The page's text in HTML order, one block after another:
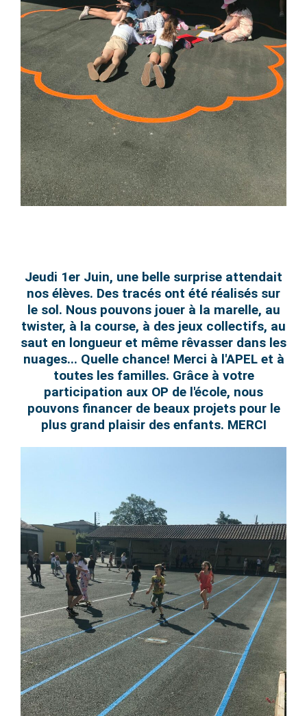
Jeudi 1er Juin, une belle surprise attendait
nos élèves. Des tracés ont été réalisés sur
le sol. Nous pouvons jouer à la marelle, au
twister, à la course, à des jeux collectifs, au
saut en longueur et même rêvasser dans les
nuages... Quelle chance! Merci à l'APEL et à
toutes les familles. Grâce à votre
participation aux OP de l'école, nous
pouvons financer de beaux projets pour le
plus grand plaisir des enfants. MERCI